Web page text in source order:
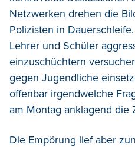
Netzwerken drehen die
Polizisten in
Lehrer und Schüler
einzuschüchtern
gegen Jugendliche
offenbar irgendwelche
am Montag anklagend die
Die Empörung lief aber